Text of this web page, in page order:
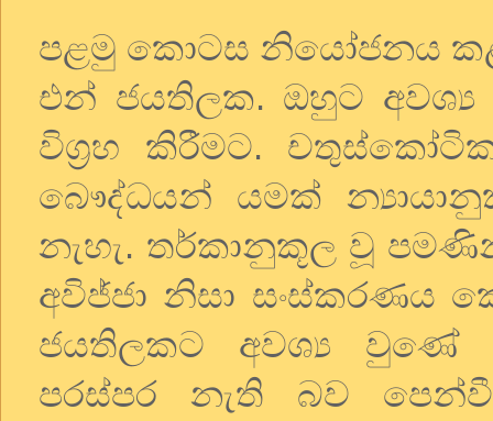
පළමු කොටස නියෝජනය කළ
එන් ජයතිලක. ඔහුට
විග්‍රහ කිරීමට.
බෞද්ධයන් යමක්
නැහැ. තර්කානුකූල වූ
අවිජ්ජා නිසා සංස්කරණය
ජයතිලකට අවශ්‍ය වුණේ
පරස්පර නැති බව